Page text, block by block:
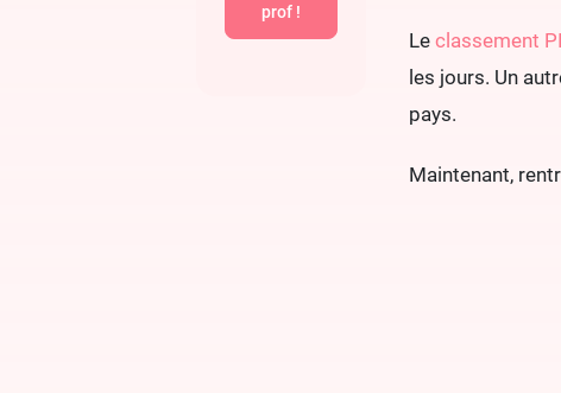
Le classement
les jours. Un
pays.
Maintenant,
prof !